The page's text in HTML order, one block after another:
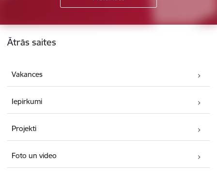
Kājene
Ātrās saites
Vakances
Iepirkumi
Projekti
Foto un video